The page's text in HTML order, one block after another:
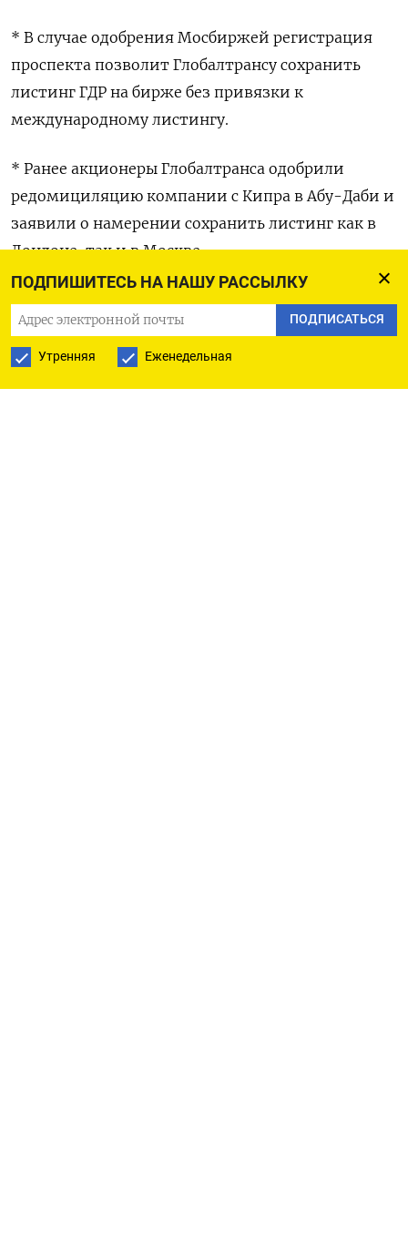
ПОДПИШИТЕСЬ НА НАШУ РАССЫЛКУ
ПОДПИСАТЬСЯ
Утренняя Еженедельная
* В случае одобрения Мосбиржей регистрация
проспекта позволит Глобалтрансу сохранить
листинг ГДР на бирже без привязки к
международному листингу.
* Ранее акционеры Глобалтранса одобрили
редомициляцию компании с Кипра в Абу-Даби и
заявили о намерении сохранить листинг как в
Лондоне, так и в Москве.
ПОДПИСАТЬСЯ НА ТЕЛЕГРАМ